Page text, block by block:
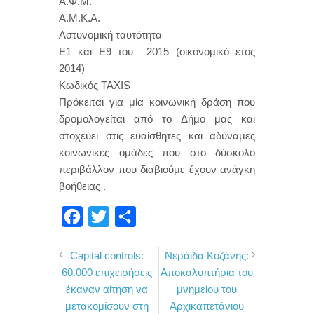
Α.Μ.Κ.Α.
Αστυνομική ταυτότητα
Ε1 και Ε9 του 2015 (οικονομικό έτος
2014)
Κωδικός TAXIS
Πρόκειται για μία κοινωνική δράση που
δρομολογείται από το Δήμο μας και
στοχεύει στις ευαίσθητες και αδύναμες
κοινωνικές ομάδες που στο δύσκολο
περιβάλλον που διαβιούμε έχουν ανάγκη
βοήθειας .
c
e
b
i
t
t
ι
ρ
α
Capital controls:
60.000 επιχειρήσεις
έκαναν αίτηση να
μετακομίσουν στη
Νεράιδα Κοζάνης:
Αποκαλυπτήρια του
μνημείου του
Αρχικαπετάνιου